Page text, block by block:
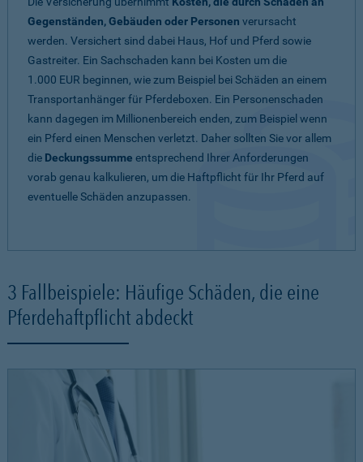
Gegenständen, Gebäuden oder Personen verursacht
werden. Versichert sind dabei Haus, Hof und Pferd sowie
Gastreiter. Ein Sachschaden kann bei Kosten um die
1.000 EUR beginnen, wie zum Beispiel bei Schäden an einem
Transportanhänger für Pferdeboxen. Ein Personenschaden
kann dagegen im Millionenbereich enden, zum Beispiel wenn
ein Pferd einen Menschen verletzt. Daher sollten Sie vor allem
die Deckungssumme entsprechend Ihrer Anforderungen
vorab genau kalkulieren, um die Haftpflicht für Ihr Pferd auf
eventuelle Schäden anzupassen.
3 Fallbeispiele: Häufige Schäden, die eine
Pferdehaftpflicht abdeckt